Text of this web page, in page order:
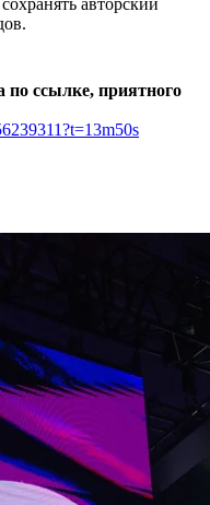
по ссылке, приятного